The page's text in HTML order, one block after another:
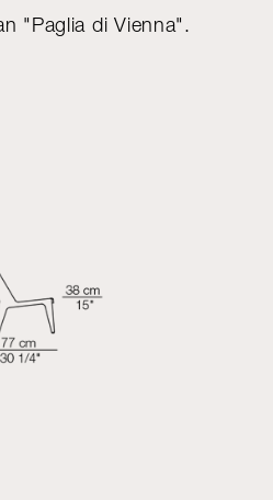
"Paglia di Vienna".